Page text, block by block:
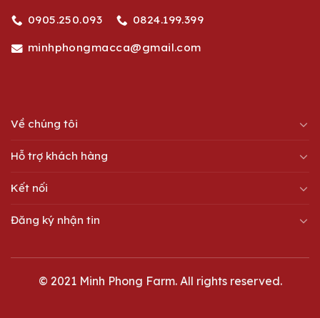
0905.250.093
0824.199.399
minhphongmacca@gmail.com
Về chúng tôi
Hỗ trợ khách hàng
Kết nối
Đăng ký nhận tin
© 2021 Minh Phong Farm. All rights reserved.